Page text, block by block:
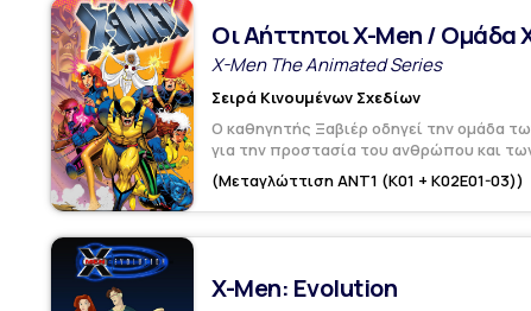
Οι Αήττητοι X-Men / Ομάδα
X-Men The Animated Series
Σειρά Κινουμένων Σχεδίων
Ο καθηγητής Ξαβιέρ οδηγεί την ομάδα
για την προστασία του ανθρώπου και
(Μεταγλώττιση ANT1 (K01 + Κ02Ε01-03))
X-Men: Evolution